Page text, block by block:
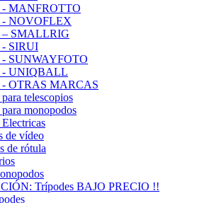
- MANFROTTO
- NOVOFLEX
– SMALLRIG
- SIRUI
- SUNWAYFOTO
- UNIQBALL
- OTRAS MARCAS
telescopios
monopodos
de vídeo
de rótula
Trípodes BAJO PRECIO !!